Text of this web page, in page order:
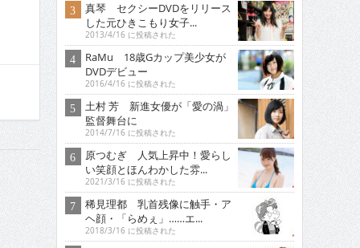
真琴 セクシーDVDをリリース
した元ひきこもり女子...
2013/4/16 に投稿された
RaMu 18歳Gカップ美少女が
DVDデビュー
2016/4/16 に投稿された
土村 芳 新進女優が「愛の渦」
監督舞台に
2014/7/16 に投稿された
原つむぎ 人気上昇中！愛らし
い笑顔とほんわかした雰...
2021/3/16 に投稿された
稀見理都 乳首残像に触手・ア
ヘ顔・「らめぇ」……エ...
2018/3/16 に投稿された